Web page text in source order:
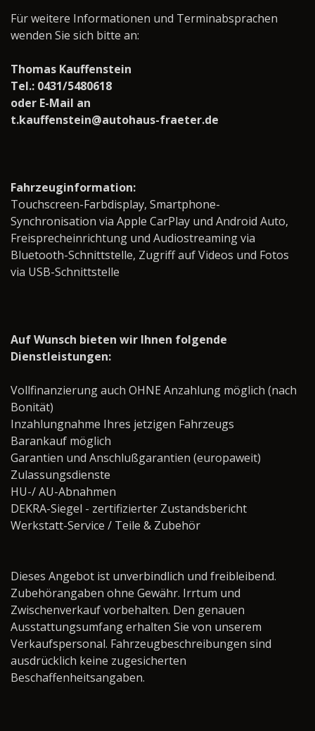
Für weitere Informationen und Terminabsprachen
wenden Sie sich bitte an:
Thomas Kauffenstein
Tel.: 0431/5480618
oder E-Mail an
t.kauffenstein@autohaus-fraeter.de
Fahrzeuginformation:
Touchscreen-Farbdisplay, Smartphone-
Synchronisation via Apple CarPlay und Android Auto,
Freisprecheinrichtung und Audiostreaming via
Bluetooth-Schnittstelle, Zugriff auf Videos und Fotos
via USB-Schnittstelle
Auf Wunsch bieten wir Ihnen folgende
Dienstleistungen:
Vollfinanzierung auch OHNE Anzahlung möglich (nach
Bonität)
Inzahlungnahme Ihres jetzigen Fahrzeugs
Barankauf möglich
Garantien und Anschlußgarantien (europaweit)
Zulassungsdienste
HU-/ AU-Abnahmen
DEKRA-Siegel - zertifizierter Zustandsbericht
Werkstatt-Service / Teile & Zubehör ­­­­­­­­­­­­­­­­
Dieses Angebot ist unverbindlich und freibleibend.
Zubehörangaben ohne Gewähr. Irrtum und
Zwischenverkauf vorbehalten. Den genauen
Ausstattungsumfang erhalten Sie von unserem
Verkaufspersonal. Fahrzeugbeschreibungen sind
ausdrücklich keine zugesicherten
Beschaffenheitsangaben.